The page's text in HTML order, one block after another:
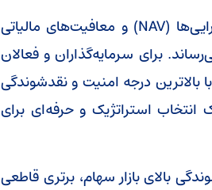
علاوه بر این، شفافیت قیمت‌گذاری بر اساس ارزش خالص دارایی‌ها (NAV) و معافیت‌های مالیاتی
برای سرمایه‌گذاران و فعالان
بالاترین درجه امنیت و نقدشوندگی
انتخاب استراتژیک و حرفه‌ای برای
بالای بازار سهام، برتری قاطعی